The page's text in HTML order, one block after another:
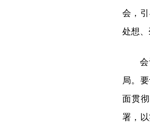
会，
处想、
局。
面贯
署，